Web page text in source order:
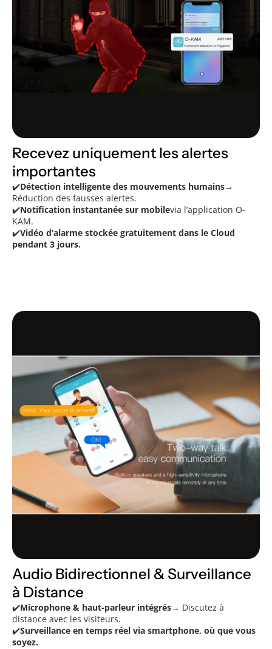
Recevez uniquement les alertes
importantes
✔️Détection intelligente des mouvements humains→
Réduction des fausses alertes.
✔️Notification instantanée sur mobilevia l’application O-
KAM.
✔️Vidéo d’alarme stockée gratuitement dans le Cloud
pendant 3 jours.
Audio Bidirectionnel & Surveillance
à Distance
✔️Microphone & haut-parleur intégrés→ Discutez à
distance avec les visiteurs.
✔️Surveillance en temps réel via smartphone, où que vous
soyez.